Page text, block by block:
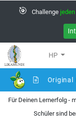
🎯 Challenge
HP
Original
Für Deinen Lernerfolg -
Schüler sind